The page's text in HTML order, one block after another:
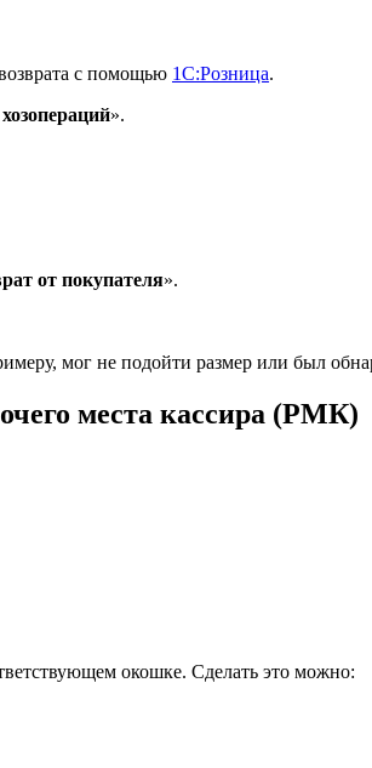
с помощью 1С:Розница.
».
от покупателя».
мог не подойти размер или был
места кассира (РМК)
окошке. Сделать это можно: